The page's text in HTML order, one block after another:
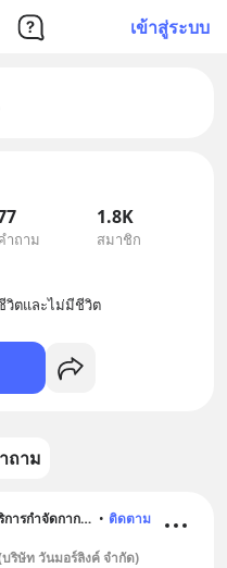
เข้าสู่ระบบ
ำถาม
1.8K
สมาชิก
วิตและไม่มีชีวิต
ถาม
ONE MORE LINK วันมอร์ลิงค์บริการกำจัดกากอุตสาหกรรม • ติดตาม
บริษัท วันมอร์ลิงค์ จำกัด)